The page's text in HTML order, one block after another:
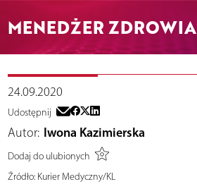
MENEDŻER ZDROWIA
24.09.2020
Udostępnij
Autor: Iwona Kazimierska
Dodaj do ulubionych
Źródło:Kurier Medyczny/KL